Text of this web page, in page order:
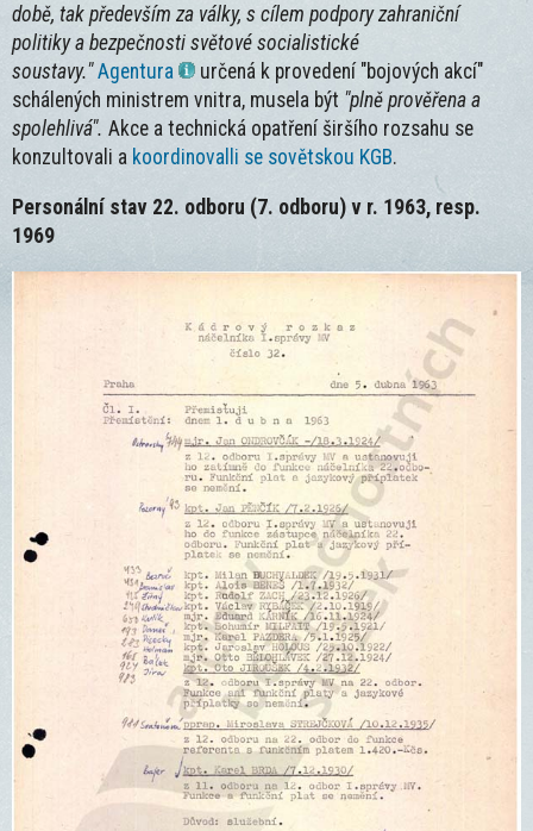
době, tak především za války, s cílem podpory zahraniční
politiky a bezpečnosti světové socialistické
soustavy."Agentura
určená k provedení "bojových akcí"
schálených ministrem vnitra, musela být "plně prověřena a
spolehlivá". Akce a technická opatření širšího rozsahu se
konzultovali a koordinovalli se sovětskou KGB.
Personální stav 22. odboru (7. odboru) v r. 1963, resp.
1969